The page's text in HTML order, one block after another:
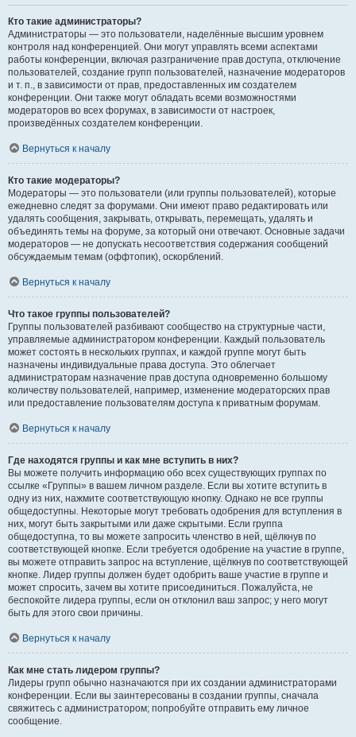
Кто такие администраторы?
Администраторы — это пользователи, наделённые высшим уровнем
контроля над конференцией. Они могут управлять всеми аспектами
работы конференции, включая разграничение прав доступа, отключение
пользователей, создание групп пользователей, назначение модераторов
и т. п., в зависимости от прав, предоставленных им создателем
конференции. Они также могут обладать всеми возможностями
модераторов во всех форумах, в зависимости от настроек,
произведённых создателем конференции.
Вернуться к началу
Кто такие модераторы?
Модераторы — это пользователи (или группы пользователей), которые
ежедневно следят за форумами. Они имеют право редактировать или
удалять сообщения, закрывать, открывать, перемещать, удалять и
объединять темы на форуме, за который они отвечают. Основные задачи
модераторов — не допускать несоответствия содержания сообщений
обсуждаемым темам (оффтопик), оскорблений.
Вернуться к началу
Что такое группы пользователей?
Группы пользователей разбивают сообщество на структурные части,
управляемые администратором конференции. Каждый пользователь
может состоять в нескольких группах, и каждой группе могут быть
назначены индивидуальные права доступа. Это облегчает
администраторам назначение прав доступа одновременно большому
количеству пользователей, например, изменение модераторских прав
или предоставление пользователям доступа к приватным форумам.
Вернуться к началу
Где находятся группы и как мне вступить в них?
Вы можете получить информацию обо всех существующих группах по
ссылке «Группы» в вашем личном разделе. Если вы хотите вступить в
одну из них, нажмите соответствующую кнопку. Однако не все группы
общедоступны. Некоторые могут требовать одобрения для вступления в
них, могут быть закрытыми или даже скрытыми. Если группа
общедоступна, то вы можете запросить членство в ней, щёлкнув по
соответствующей кнопке. Если требуется одобрение на участие в группе,
вы можете отправить запрос на вступление, щёлкнув по соответствующей
кнопке. Лидер группы должен будет одобрить ваше участие в группе и
может спросить, зачем вы хотите присоединиться. Пожалуйста, не
беспокойте лидера группы, если он отклонил ваш запрос; у него могут
быть для этого свои причины.
Вернуться к началу
Как мне стать лидером группы?
Лидеры групп обычно назначаются при их создании администраторами
конференции. Если вы заинтересованы в создании группы, сначала
свяжитесь с администратором; попробуйте отправить ему личное
сообщение.